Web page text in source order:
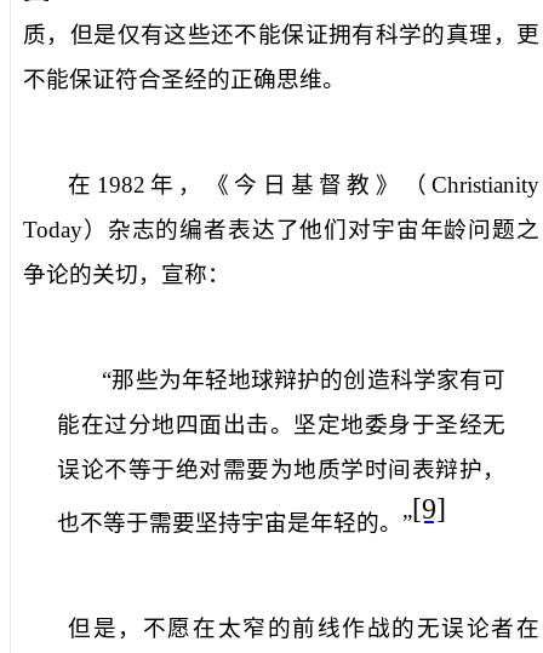
质，但是仅有这些还不能保证拥有科学的真理，更
不能保证符合圣经的正确思维。
在 1982 年，《今日基督教》（Christianity
Today）杂志的编者表达了他们对宇宙年龄问题之
争论的关切，宣称：
“那些为年轻地球辩护的创造科学家有可
能在过分地四面出击。坚定地委身于圣经无
误论不等于绝对需要为地质学时间表辩护，
也不等于需要坚持宇宙是年轻的。”[9]
但是，不愿在太窄的前线作战的无误论者在